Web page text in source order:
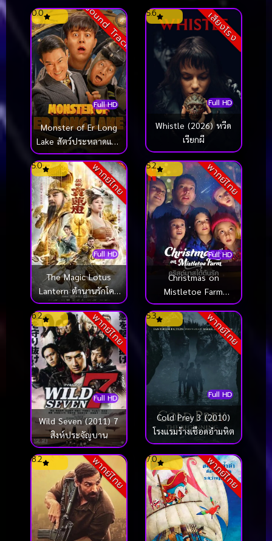
Sound Track
Full HD
0.0
Monster of Er Long
Lake สัตว์ประหลาดแห่ง
ทะเลสาบเอ๋อหลง
(2025)
เสียงโรง
Full HD
5.6
Whistle (2026) หวีด
เรียกผี
พากย์ไทย
Full HD
5.0
The Magic Lotus
Lantern ตำนานรักโคม
สวรรค์ (2021)
พากย์ไทย
Full HD
5.2
Christmas on
Mistletoe Farm
คริสต์มาสใต้ต้นรัก
(2022)
พากย์ไทย
Full HD
6.2
Wild Seven (2011) 7
สิงห์ประจัญบาน
พากย์ไทย
Full HD
5.3
Cold Prey 3 (2010)
โรงแรมร้างเชือดอำมหิต
พากย์ไทย
8.2 พากย์ไทย
7.0